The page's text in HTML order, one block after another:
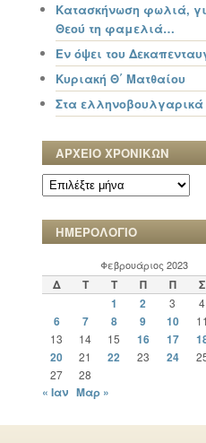
Κατασκήνωση φωλιά,
Θεού τη φαμελιά…
Εν όψει του
Κυριακή Θ΄ Ματθαίου
Στα
ΑΡΧΕΙΟ ΧΡΟΝΙΚΩΝ
ΑΡΧΕΙΟ
ΧΡΟΝΙΚΩΝ
ΗΜΕΡΟΛΟΓΙΟ
Φεβρουάριος 2023
Δ Τ Τ Π Π Σ
1
2 3 4
6
7 8 9 10 11
13
14 15 16 17
20
21 22 23 24
27 28
« Ιαν Μαρ »